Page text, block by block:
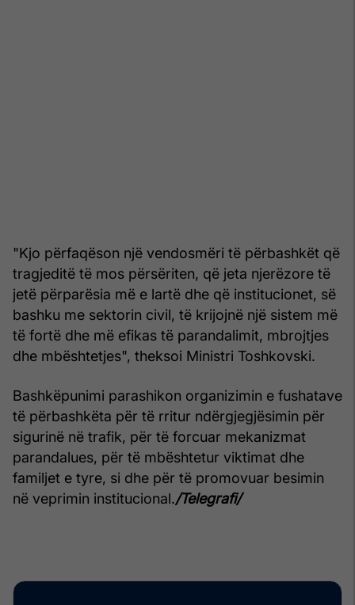
"Kjo përfaqëson një vendosmëri të përbashkët që
tragjeditë të mos përsëriten, që jeta njerëzore të
jetë përparësia më e lartë dhe që institucionet, së
bashku me sektorin civil, të krijojnë një sistem më
të fortë dhe më efikas të parandalimit, mbrojtjes
dhe mbështetjes", theksoi Ministri Toshkovski.
Bashkëpunimi parashikon organizimin e fushatave
të përbashkëta për të rritur ndërgjegjësimin për
sigurinë në trafik, për të forcuar mekanizmat
parandalues, për të mbështetur viktimat dhe
familjet e tyre, si dhe për të promovuar besimin
në veprimin institucional./Telegrafi/